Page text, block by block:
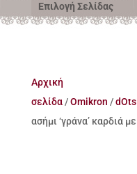
Επιλογή Σελίδας
Αρχική
σελίδα/Omikron /dOts
ασήμι ‘γράνα’ καρδιά